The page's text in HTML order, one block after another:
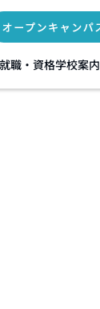
+AI科
就職・資格学校案内